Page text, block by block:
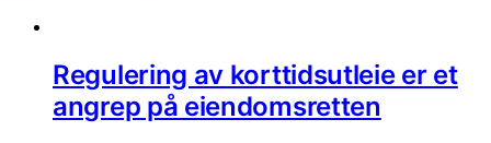
Regulering av korttidsutleie er et
angrep på eiendomsretten